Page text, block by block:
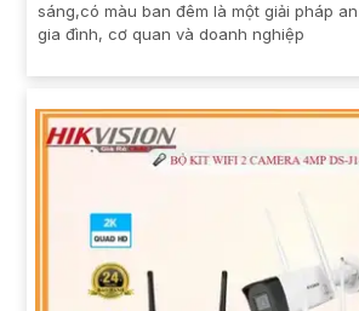
sáng,có màu ban đêm là một giải pháp
gia đình, cơ quan và doanh nghiệp